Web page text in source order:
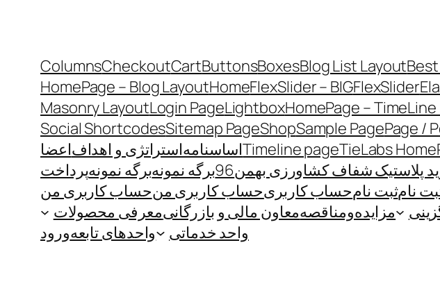
Blog List Layout
Boxes
Buttons
Cart
Checkout
Columns
FlexSlider
FlexSlider – BIG
Home
HomePage – Blog Layout
HomePage –
Lightbox
Login Page
Masonry Layout
Page /
Sample Page
Shop
Sitemap Page
Social Shortcodes
TieLabs
Timeline pageاساسنامهاستراتژی و اهدافاعضا
شفاف کشاورزی بهمن96 برگه نمونهبرگه نمونهپرداخت
نامثبت نامحساب کاربریحساب کاربری منحساب کاربری من
مزایده‌و‌مناقصهمعاون مالی و بازرگانیمعرفی محصولات
واحد خدماتی
واحدهای تابعهورود